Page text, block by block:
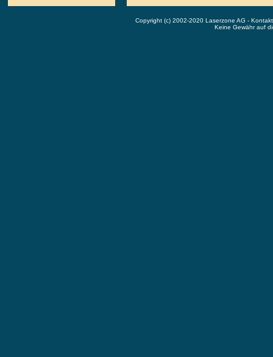
Copyright (c) 2002-2020 Laserzone AG -
Keine Gewähr auf